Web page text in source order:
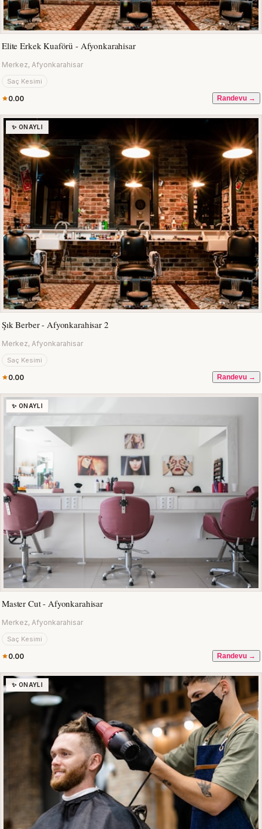
Elite Erkek Kuaförü - Afyonkarahisar
Merkez, Afyonkarahisar
Saç Kesimi
0.00 Randevu →
✨ ONAYLI
Şık Berber - Afyonkarahisar 2
Merkez, Afyonkarahisar
Saç Kesimi
0.00 Randevu →
✨ ONAYLI
Master Cut - Afyonkarahisar
Merkez, Afyonkarahisar
Saç Kesimi
0.00 Randevu →
✨ ONAYLI